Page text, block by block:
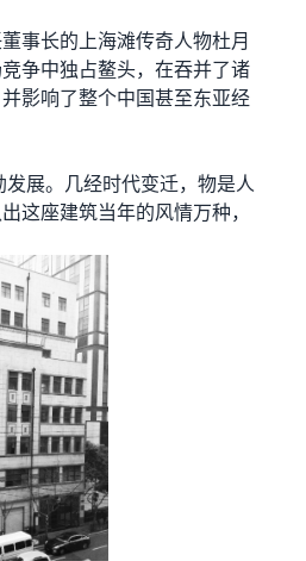
事长的上海滩传奇人物杜月
争中独占鳌头，在吞并了诸
影响了整个中国甚至东亚经
展。几经时代变迁，物是人
这座建筑当年的风情万种，